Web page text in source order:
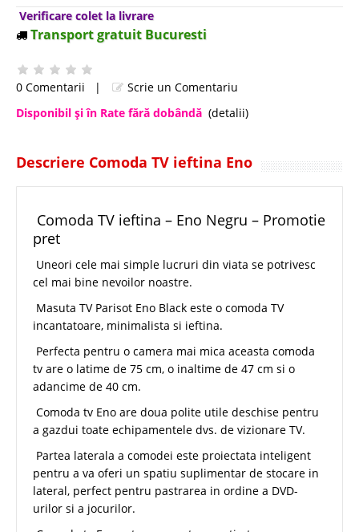
Verificare colet la livrare
Transport gratuit Bucuresti
0 Comentarii |
Scrie un Comentariu
Disponibil şi în Rate fără dobândă (detalii)
Descriere Comoda TV ieftina Eno
Comoda TV ieftina – Eno Negru – Promotie
pret
Uneori cele mai simple lucruri din viata se potrivesc
cel mai bine nevoilor noastre.
Masuta TV Parisot Eno Black este o comoda TV
incantatoare, minimalista si ieftina.
Perfecta pentru o camera mai mica aceasta comoda
tv are o latime de 75 cm, o inaltime de 47 cm si o
adancime de 40 cm.
Comoda tv Eno are doua polite utile deschise pentru
a gazdui toate echipamentele dvs. de vizionare TV.
Partea laterala a comodei este proiectata inteligent
pentru a va oferi un spatiu suplimentar de stocare in
lateral, perfect pentru pastrarea in ordine a DVD-
urilor si a jocurilor.